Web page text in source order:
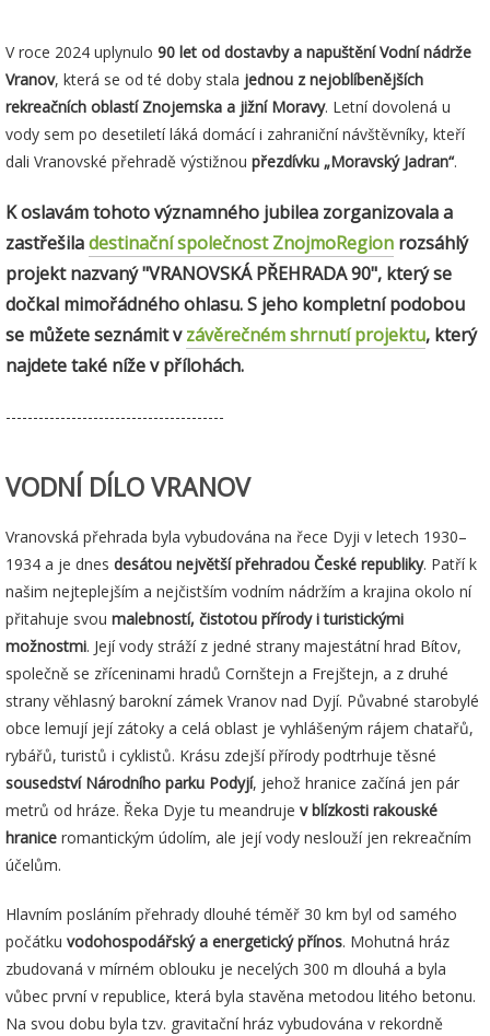
V roce 2024 uplynulo 90 let od dostavby a napuštění Vodní nádrže
Vranov, která se od té doby stala jednou z nejoblíbenějších
rekreačních oblastí Znojemska a jižní Moravy. Letní dovolená u
vody sem po desetiletí láká domácí i zahraniční návštěvníky, kteří
dali Vranovské přehradě výstižnou přezdívku „Moravský Jadran“.
K oslavám tohoto významného jubilea zorganizovala a
zastřešiladestinační společnost ZnojmoRegion rozsáhlý
projekt nazvaný"VRANOVSKÁ PŘEHRADA 90", který se
dočkal mimořádného ohlasu.S jeho kompletní podobou
se můžete seznámit vzávěrečném shrnutí projektu, který
najdete také níže v přílohách.
----------------------------------------
VODNÍ DÍLO VRANOV
Vranovská přehrada byla vybudována na řece Dyji v letech 1930–
1934 a je dnes desátou největší přehradou České republiky. Patří k
našim nejteplejším a nejčistším vodním nádržím a krajina okolo ní
přitahuje svou malebností, čistotou přírody i turistickými
možnostmi. Její vody stráží z jedné strany majestátní hrad Bítov,
společně se zříceninami hradů Cornštejn a Frejštejn, a z druhé
strany věhlasný barokní zámek Vranov nad Dyjí. Půvabné starobylé
obce lemují její zátoky a celá oblast je vyhlášeným rájem chatařů,
rybářů, turistů i cyklistů. Krásu zdejší přírody podtrhuje těsné
sousedství Národního parku Podyjí, jehož hranice začíná jen pár
metrů od hráze. Řeka Dyje tu meandruje v blízkosti rakouské
hranice romantickým údolím, ale její vody neslouží jen rekreačním
účelům.
Hlavním posláním přehrady dlouhé téměř 30 km byl od samého
počátku vodohospodářský a energetický přínos. Mohutná hráz
zbudovaná v mírném oblouku je necelých 300 m dlouhá a byla
vůbec první v republice, která byla stavěna metodou litého betonu.
Na svou dobu byla tzv. gravitační hráz vybudována v rekordně